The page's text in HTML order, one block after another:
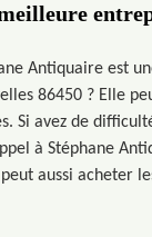
Antiquaire est
86450 ? Elle
Si avez de
à Stéphane
aussi acheter